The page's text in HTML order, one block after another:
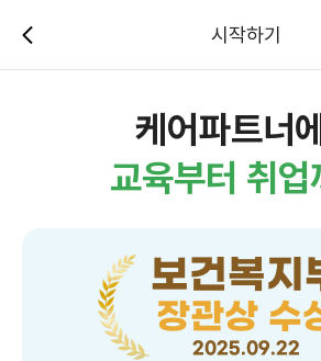
시작하기
케어파트너
교육부터 취업
보건복지
장관상 수
2025.09.22